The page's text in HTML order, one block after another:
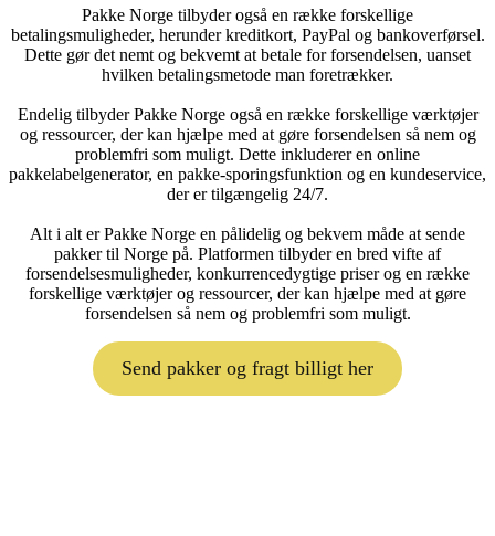
Pakke Norge tilbyder også en række forskellige
betalingsmuligheder, herunder kreditkort, PayPal og bankoverførsel.
Dette gør det nemt og bekvemt at betale for forsendelsen, uanset
hvilken betalingsmetode man foretrækker.
Endelig tilbyder Pakke Norge også en række forskellige værktøjer
og ressourcer, der kan hjælpe med at gøre forsendelsen så nem og
problemfri som muligt. Dette inkluderer en online
pakkelabelgenerator, en pakke-sporingsfunktion og en kundeservice,
der er tilgængelig 24/7.
Alt i alt er Pakke Norge en pålidelig og bekvem måde at sende
pakker til Norge på. Platformen tilbyder en bred vifte af
forsendelsesmuligheder, konkurrencedygtige priser og en række
forskellige værktøjer og ressourcer, der kan hjælpe med at gøre
forsendelsen så nem og problemfri som muligt.
Send pakker og fragt billigt her